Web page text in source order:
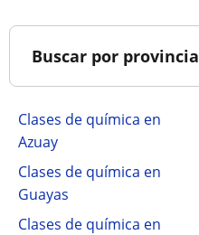
Buscar por provincia
Clases de química en
Azuay
Clases de química en
Guayas
Clases de química en